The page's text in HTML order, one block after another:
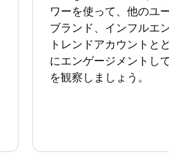
ワーを使って、他のユ
ブランド、インフルエン
トレンドアカウントと
にエンゲージメントし
を観察しましょう。